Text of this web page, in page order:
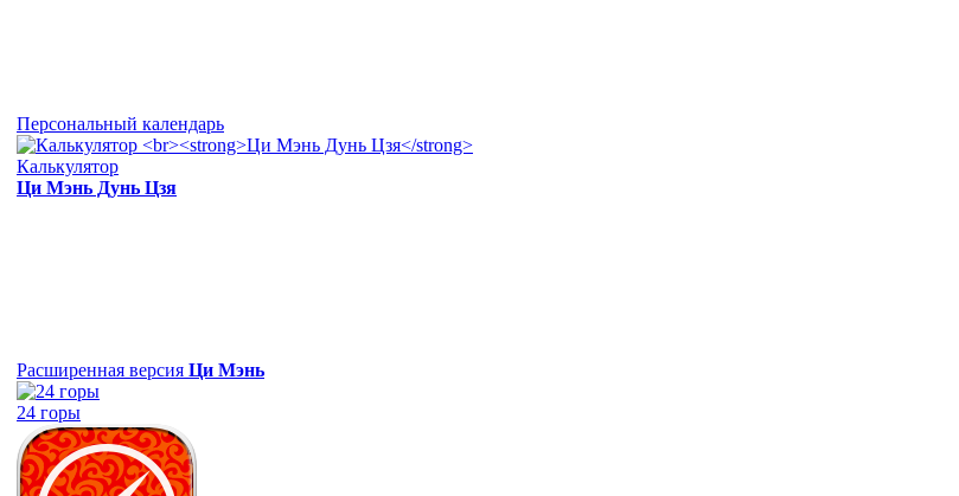
Персональный календарь
Калькулятор
Ци Мэнь Дунь Цзя
Расширенная версия Ци Мэнь
24 горы